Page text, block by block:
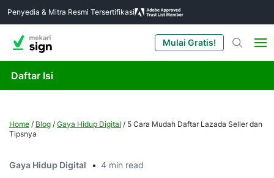
Penyedia & Mitra Resmi Tersertifikasi
Mulai Gratis!
Daftar Isi
Home / Blog / Gaya Hidup Digital / 5 Cara Mudah Daftar Lazada Seller dan
Tipsnya
Gaya Hidup Digital 4 min read